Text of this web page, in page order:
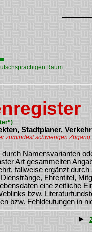
Raum
Stadtplaner,
zumindest schwierigen
Namensvarianten
Art gesammelten
fallweise ergänzt
Ehrentitel,
eine zeitliche
bzw.
bzw. Fehldeutungen in
►